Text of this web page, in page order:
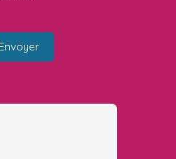
Envoyer